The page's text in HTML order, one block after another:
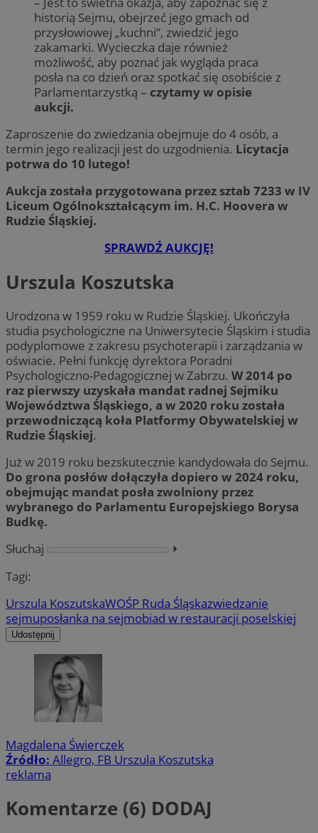
historią Sejmu, obejrzeć jego gmach od
przysłowiowej „kuchni”, zwiedzić jego
zakamarki. Wycieczka daje również
możliwość, aby poznać jak wygląda praca
posła na co dzień oraz spotkać się osobiście z
Parlamentarzystką – czytamy w opisie
aukcji.
Zaproszenie do zwiedzania obejmuje do 4 osób, a
termin jego realizacji jest do uzgodnienia. Licytacja
potrwa do 10 lutego!
Aukcja została przygotowana przez sztab 7233 w IV
Liceum Ogólnokształcącym im. H.C. Hoovera w
Rudzie Śląskiej.
SPRAWDŹ AUKCJĘ!
Urszula Koszutska
Urodzona w 1959 roku w Rudzie Śląskiej. Ukończyła
studia psychologiczne na Uniwersytecie Śląskim i studia
podyplomowe z zakresu psychoterapii i zarządzania w
oświacie. Pełni funkcję dyrektora Poradni
Psychologiczno-Pedagogicznej w Zabrzu. W 2014 po
raz pierwszy uzyskała mandat radnej Sejmiku
Województwa Śląskiego, a w 2020 roku została
przewodniczącą koła Platformy Obywatelskiej w
Rudzie Śląskiej.
Już w 2019 roku bezskutecznie kandydowała do Sejmu.
Do grona posłów dołączyła dopiero w 2024 roku,
obejmując mandat posła zwolniony przez
wybranego do Parlamentu Europejskiego Borysa
Budkę.
Słuchaj
⏵︎
Tagi:
Urszula KoszutskaWOŚP Ruda Śląskazwiedzanie
sejmuposłanka na sejmobiad w restauracji poselskiej
Udostępnij
Magdalena Świerczek
Źródło: Allegro, FB Urszula Koszutska
reklama
Komentarze (6) DODAJ